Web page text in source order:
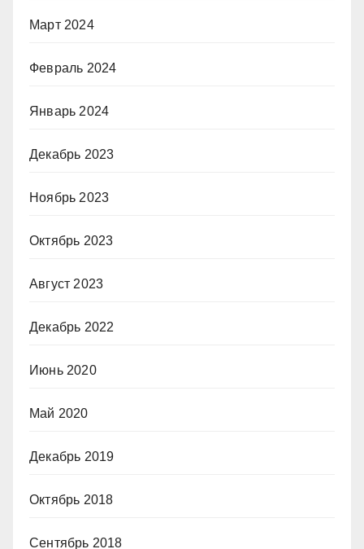
Март 2024
Февраль 2024
Январь 2024
Декабрь 2023
Ноябрь 2023
Октябрь 2023
Август 2023
Декабрь 2022
Июнь 2020
Май 2020
Декабрь 2019
Октябрь 2018
Сентябрь 2018